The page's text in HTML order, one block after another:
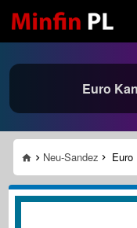
Euro
Neu-Sandez Euro